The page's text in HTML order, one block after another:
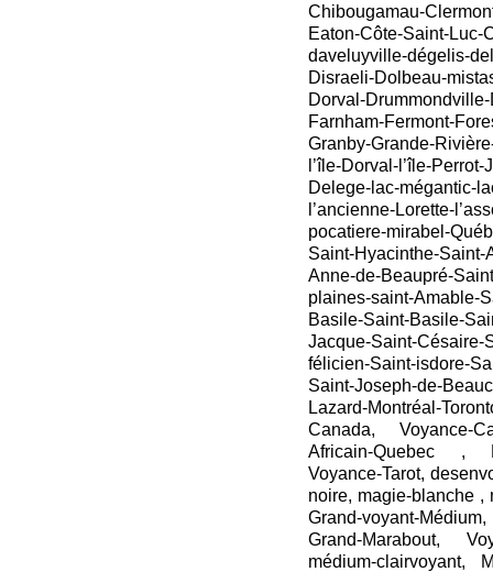
Chibougamau-
Eaton-Côte-Saint-
daveluyville-dégelis-
Disraeli-Dolbeau-
Dorval-
Farnham-Fermont-
Granby-Grande-
l’île-Dorval-l’île-
Delege-lac-mégantic-
l’ancienne-Lorette-
pocatiere-mirabel-
Saint-Hyacinthe-Saint-
Anne-de-Beaupré-
plaines-saint-Amable-
Basile-Saint-Basile-
Jacque-Saint-Césaire-
félicien-Saint-isdore-
Saint-Joseph-de-
Lazard-Montréal-
Canada, Voyance-
Africain-Quebec ,
Voyance-Tarot,
noire, magie-blanche ,
Grand-voyant-
Grand-Marabout,
médium-clairvoyant,